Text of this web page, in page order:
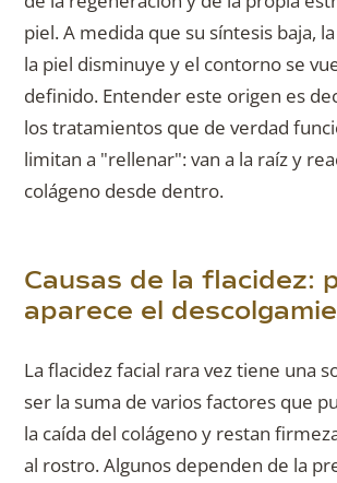
piel. A medida que su síntesis baja,
la piel disminuye y el contorno se
definido. Entender este origen es
los tratamientos que de verdad
limitan a "rellenar": van a la raíz y
colágeno desde dentro.
Causas de la flacidez:
aparece el
La flacidez facial rara vez tiene una
ser la suma de varios factores que
la caída del colágeno y restan
al rostro. Algunos dependen de la